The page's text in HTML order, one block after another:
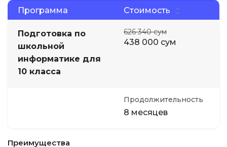
Программа Стоимость
Подготовка по
школьной
информатике для
10 класса
626 340 сум
438 000 сум
Продолжительность
8 месяцев
Преимущества